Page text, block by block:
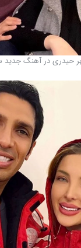
حیدری در آهنگ جدید